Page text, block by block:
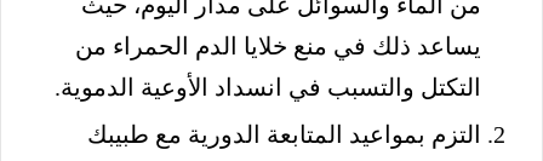
يساعد ذلك في منع خلايا الدم الحمراء من
التكتل والتسبب في انسداد الأوعية الدموية.
التزم بمواعيد المتابعة الدورية مع طبيبك